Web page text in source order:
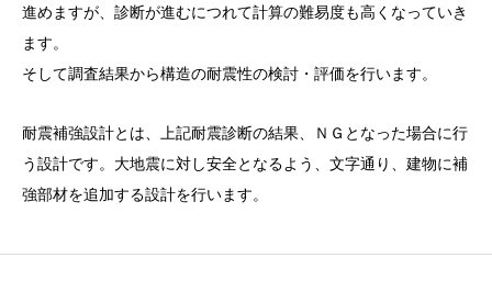
進めますが、診断が進むにつれて計算の難易度も高くなっていき
ます。
そして調査結果から構造の耐震性の検討・評価を行います。
耐震補強設計とは、上記耐震診断の結果、ＮＧとなった場合に行
う設計です。大地震に対し安全となるよう、文字通り、建物に補
強部材を追加する設計を行います。